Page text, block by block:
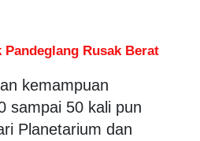
Rusak Berat
kemampuan
sampai 50 kali pun
Planetarium dan